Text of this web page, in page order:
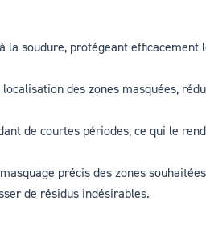
soudure, protégeant efficacement
des zones masquées,
de courtes périodes, ce qui le
précis des zones
de résidus indésirables.